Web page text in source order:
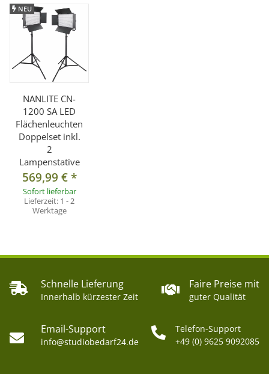
NEU
NANLITE CN-
1200 SA LED
Flächenleuchten
Doppelset inkl.
2
Lampenstative
569,99 €*
Sofort lieferbar
Lieferzeit: 1 - 2
Werktage
Schnelle Lieferung
Innerhalb kürzester Zeit
Faire Preise mit
guter Qualität
Email-Support
info@studiobedarf24.de
Telefon-Support
+49 (0) 9625 9092085